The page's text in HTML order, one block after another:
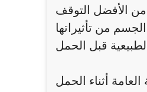
الأفضل التوقف
أثناء الحمل